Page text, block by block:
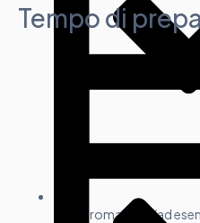
Erbe aromatiche (ad
Tempo di